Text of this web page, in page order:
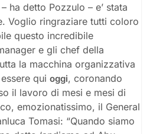
ha detto Pozzulo – e’ stata
Voglio ringraziare tutti coloro
questo incredibile
e gli chef della
la macchina organizzativa
qui oggi, coronando
il lavoro di mesi e mesi di
emozionatissimo, il General
Tomasi: “Quando siamo